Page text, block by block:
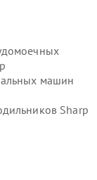
машин
Sharp